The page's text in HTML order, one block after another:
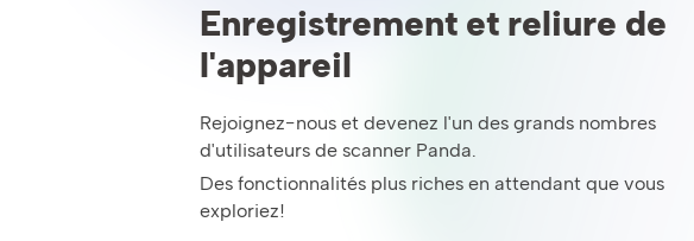
Enregistrement et reliure de
l'appareil
Rejoignez-nous et devenez l'un des grands nombres
d'utilisateurs de scanner Panda.
Des fonctionnalités plus riches en attendant que vous
exploriez!